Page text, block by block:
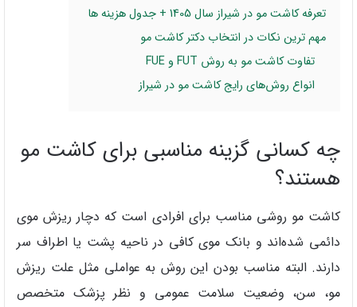
تعرفه کاشت مو در شیراز سال 1405 + جدول هزینه ها
مهم ترین نکات در انتخاب دکتر کاشت مو
تفاوت کاشت مو به روش FUT و FUE
انواع روش‌های رایج کاشت مو در شیراز
چه کسانی گزینه مناسبی برای کاشت مو
هستند؟
کاشت مو روشی مناسب برای افرادی است که دچار ریزش موی
دائمی شده‌اند و بانک موی کافی در ناحیه پشت یا اطراف سر
دارند. البته مناسب بودن این روش به عواملی مثل علت ریزش
مو، سن، وضعیت سلامت عمومی و نظر پزشک متخصص